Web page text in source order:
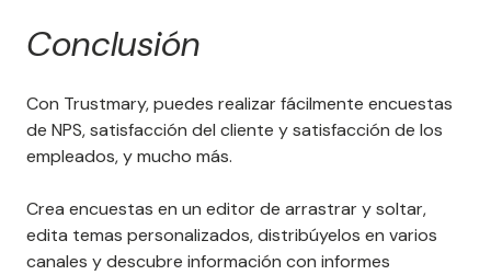
Conclusión
Con Trustmary, puedes realizar fácilmente encuestas
de NPS, satisfacción del cliente y satisfacción de los
empleados, y mucho más.
Crea encuestas en un editor de arrastrar y soltar,
edita temas personalizados, distribúyelos en varios
canales y descubre información con informes